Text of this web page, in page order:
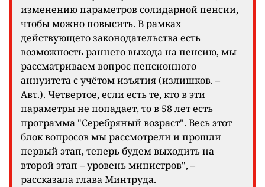
изменению параметров солидарной пенсии,
чтобы можно повысить. В рамках
действующего законодательства есть
возможность раннего выхода на пенсию, мы
рассматриваем вопрос пенсионного
аннуитета с учётом изъятия (излишков. –
Авт.). Четвертое, если есть те, кто в эти
параметры не попадает, то в 58 лет есть
программа "Серебряный возраст". Весь этот
блок вопросов мы рассмотрели и прошли
первый этап, теперь будем выходить на
второй этап – уровень министров", –
рассказала глава Минтруда.